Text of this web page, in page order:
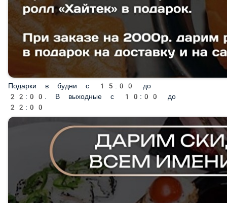
Подарки в будни с 15:00 до
22:00. В выходные с 10:00 до
22:00